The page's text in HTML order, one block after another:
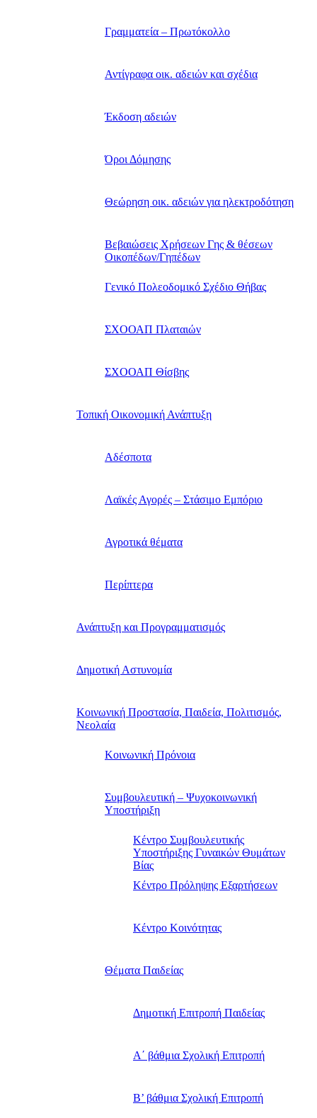
Γραμματεία – Πρωτόκολλο
Αντίγραφα οικ. αδειών και σχέδια
Έκδοση αδειών
Όροι Δόμησης
Θεώρηση οικ. αδειών για ηλεκτροδότηση
Βεβαιώσεις Χρήσεων Γης & θέσεων
Οικοπέδων/Γηπέδων
Γενικό Πολεοδομικό Σχέδιο Θήβας
ΣΧΟΟΑΠ Πλαταιών
ΣΧΟΟΑΠ Θίσβης
Τοπική Οικονομική Ανάπτυξη
Αδέσποτα
Λαϊκές Αγορές – Στάσιμο Εμπόριο
Αγροτικά θέματα
Περίπτερα
Ανάπτυξη και Προγραμματισμός
Δημοτική Αστυνομία
Κοινωνική Προστασία, Παιδεία, Πολιτισμός,
Νεολαία
Κοινωνική Πρόνοια
Συμβουλευτική – Ψυχοκοινωνική
Υποστήριξη
Κέντρο Συμβουλευτικής
Υποστήριξης Γυναικών Θυμάτων
Βίας
Κέντρο Πρόληψης Εξαρτήσεων
Κέντρο Κοινότητας
Θέματα Παιδείας
Δημοτική Επιτροπή Παιδείας
Α΄ βάθμια Σχολική Επιτροπή
B’ βάθμια Σχολική Επιτροπή